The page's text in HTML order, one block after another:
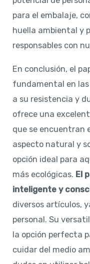
para el embalaje,
huella ambiental y
responsables con
En conclusión, el
fundamental en
a su resistencia y
ofrece una
que se encuentran
aspecto natural y
opción ideal para
más ecológicas. El
inteligente y
diversos artículos,
personal. Su
la opción perfecta
cuidar del medio